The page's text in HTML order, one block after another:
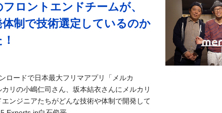
ロントエンドチームが、
体制で技術選定しているのか
ロードで日本最大フリマアプリ「メルカ
カリの小嶋仁司さん、坂本結衣さんにメルカリ
ンジニアたちがどんな技術や体制で開発して